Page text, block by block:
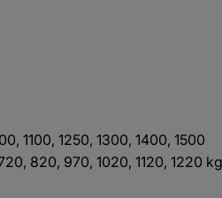
1100, 1250, 1300, 1400, 1500
820, 970, 1020, 1120, 1220 kg